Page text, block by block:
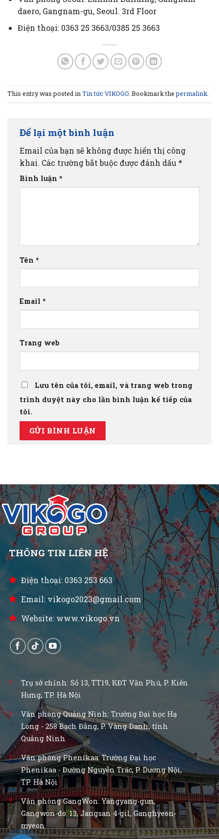
daero, Gangnam-gu, Seoul. 3rd Floor
Điện thoại: 0363 25 3663/0385 25 3663
This entry was posted in Tin tức VIKOGO . Bookmark thepermalink
Để lại một bình luận
Email của bạn sẽ không được hiển thị công
khai. Các trường bắt buộc được đánh dấu *
Bình luận *
Tên *
Email *
Trang web
Lưu tên của tôi, email, và trang web trong
trình duyệt này cho lần bình luận kế tiếp của
tôi.
THÔNG TIN LIÊN HỆ
Điện thoại: 0363 253 663
Email: vikogo2023@gmail.com
Website: www.vikogo.vn
Trụ sở chính: Số 13, TT19, KĐT Văn Phú, P. Kiến
Hưng, TP. Hà Nội
Văn phòng Quảng Ninh: Trường Đại học Hạ
Long - 258 Bạch Đằng, P. Vàng Danh, tỉnh
Quảng Ninh
Văn phòng Phenikaa: Trường Đại học
Phenikaa - Đường Nguyễn Trác, P. Dương Nội,
TP. Hà Nội
Văn phòng GangWon: Yangyang-gun,
Gangwon-do. 13, Jangsan 4-gil, Ganghyeon-
myeon